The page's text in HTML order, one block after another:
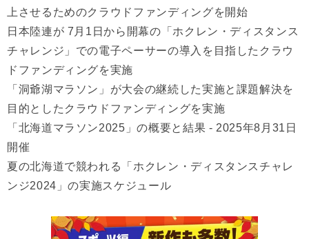
上させるためのクラウドファンディングを開始
日本陸連が 7月1日から開幕の「ホクレン・ディスタンス
チャレンジ」での電子ペーサーの導入を目指したクラウ
ドファンディングを実施
「洞爺湖マラソン」が大会の継続した実施と課題解決を
目的としたクラウドファンディングを実施
「北海道マラソン2025」の概要と結果 - 2025年8月31日
開催
夏の北海道で競われる「ホクレン・ディスタンスチャレ
ンジ2024」の実施スケジュール